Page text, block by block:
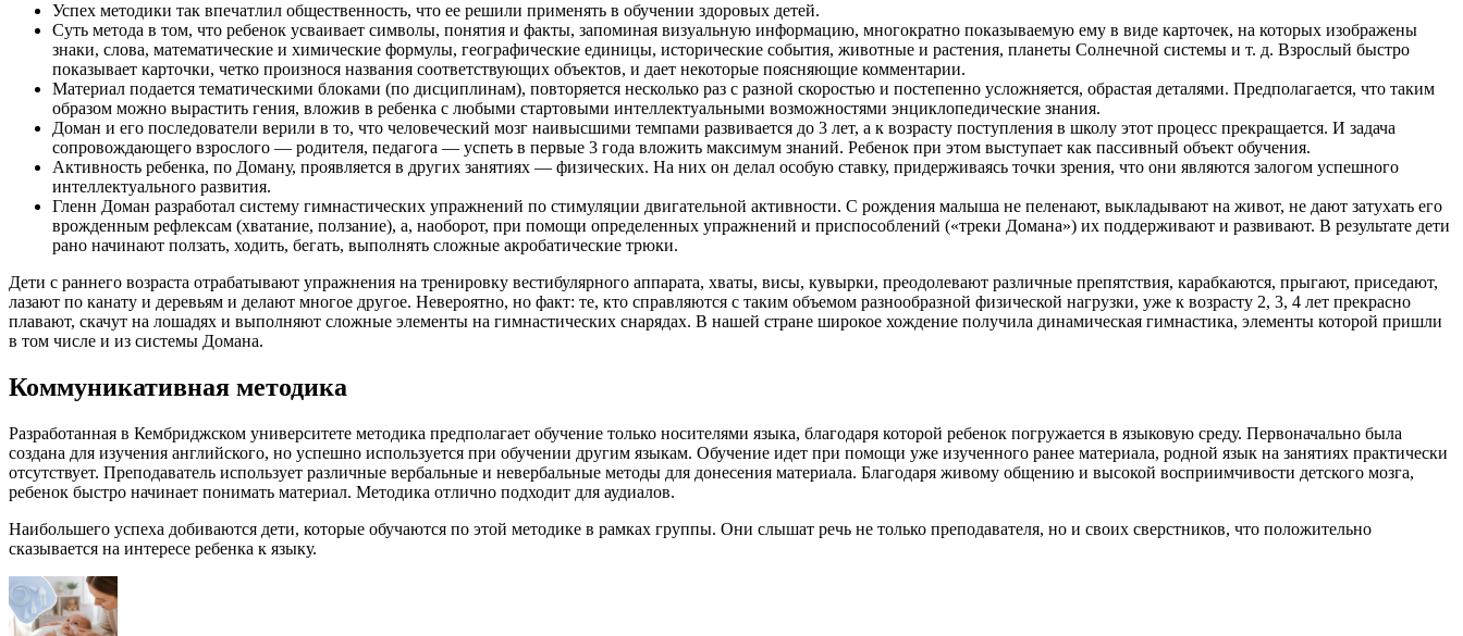
Успех методики так впечатлил общественность, что ее решили применять в обучении здоровых детей.
Суть метода в том, что ребенок усваивает символы, понятия и факты, запоминая визуальную информацию, многократно показываемую ему в виде карточек, на которых изображены
знаки, слова, математические и химические формулы, географические единицы, исторические события, животные и растения, планеты Солнечной системы и т. д. Взрослый быстро
показывает карточки, четко произнося названия соответствующих объектов, и дает некоторые поясняющие комментарии.
Материал подается тематическими блоками (по дисциплинам), повторяется несколько раз с разной скоростью и постепенно усложняется, обрастая деталями. Предполагается, что таким
образом можно вырастить гения, вложив в ребенка с любыми стартовыми интеллектуальными возможностями энциклопедические знания.
Доман и его последователи верили в то, что человеческий мозг наивысшими темпами развивается до 3 лет, а к возрасту поступления в школу этот процесс прекращается. И задача
сопровождающего взрослого — родителя, педагога — успеть в первые 3 года вложить максимум знаний. Ребенок при этом выступает как пассивный объект обучения.
Активность ребенка, по Доману, проявляется в других занятиях — физических. На них он делал особую ставку, придерживаясь точки зрения, что они являются залогом успешного
интеллектуального развития.
Гленн Доман разработал систему гимнастических упражнений по стимуляции двигательной активности. С рождения малыша не пеленают, выкладывают на живот, не дают затухать его
врожденным рефлексам (хватание, ползание), а, наоборот, при помощи определенных упражнений и приспособлений («треки Домана») их поддерживают и развивают. В результате дети
рано начинают ползать, ходить, бегать, выполнять сложные акробатические трюки.
Дети с раннего возраста отрабатывают упражнения на тренировку вестибулярного аппарата, хваты, висы, кувырки, преодолевают различные препятствия, карабкаются, прыгают, приседают,
лазают по канату и деревьям и делают многое другое. Невероятно, но факт: те, кто справляются с таким объемом разнообразной физической нагрузки, уже к возрасту 2, 3, 4 лет прекрасно
плавают, скачут на лошадях и выполняют сложные элементы на гимнастических снарядах. В нашей стране широкое хождение получила динамическая гимнастика, элементы которой пришли
в том числе и из системы Домана.
Коммуникативная методика
Разработанная в Кембриджском университете методика предполагает обучение только носителями языка, благодаря которой ребенок погружается в языковую среду. Первоначально была
создана для изучения английского, но успешно используется при обучении другим языкам. Обучение идет при помощи уже изученного ранее материала, родной язык на занятиях практически
отсутствует. Преподаватель использует различные вербальные и невербальные методы для донесения материала. Благодаря живому общению и высокой восприимчивости детского мозга,
ребенок быстро начинает понимать материал. Методика отлично подходит для аудиалов.
Наибольшего успеха добиваются дети, которые обучаются по этой методике в рамках группы. Они слышат речь не только преподавателя, но и своих сверстников, что положительно
сказывается на интересе ребенка к языку.